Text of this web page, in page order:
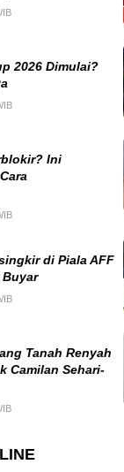
2026 Dimulai?
Ini
di Piala AFF
Buyar
Tanah Renyah
Camilan Sehari-